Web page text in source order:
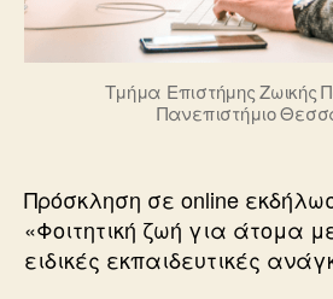
Τμήμα Επιστήμης Ζωικής
Πανεπιστήμιο
Πρόσκληση σε online
«Φοιτητική ζωή για άτομα
ειδικές εκπαιδευτικές